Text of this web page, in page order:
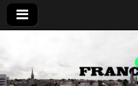
Francais Cork